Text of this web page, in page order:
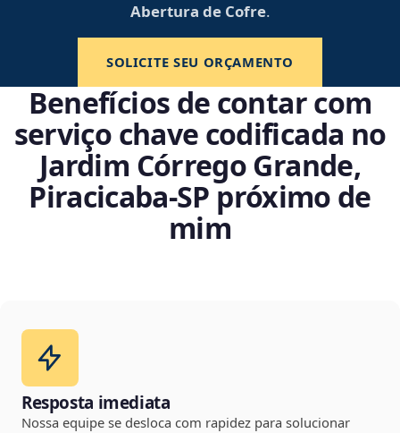
Abertura de Cofre.
SOLICITE SEU ORÇAMENTO
Benefícios de contar com
serviço chave codificada no
Jardim Córrego Grande,
Piracicaba‑SP próximo de
mim
Resposta imediata
Nossa equipe se desloca com rapidez para solucionar